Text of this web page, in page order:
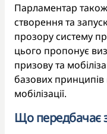
Парламентар
створення та
прозору систему
цього пропонує
призову та
базових принципів
мобілізації.
Що передбачає